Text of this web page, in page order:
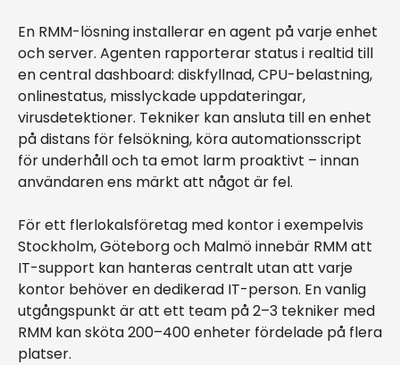
En RMM-lösning installerar en agent på varje enhet
och server. Agenten rapporterar status i realtid till
en central dashboard: diskfyllnad, CPU-belastning,
onlinestatus, misslyckade uppdateringar,
virusdetektioner. Tekniker kan ansluta till en enhet
på distans för felsökning, köra automationsscript
för underhåll och ta emot larm proaktivt – innan
användaren ens märkt att något är fel.
För ett flerlokalsföretag med kontor i exempelvis
Stockholm, Göteborg och Malmö innebär RMM att
IT-support kan hanteras centralt utan att varje
kontor behöver en dedikerad IT-person. En vanlig
utgångspunkt är att ett team på 2–3 tekniker med
RMM kan sköta 200–400 enheter fördelade på flera
platser.